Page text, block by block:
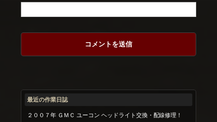
最近の作業日誌
２００７年 ＧＭＣ ユーコン ヘッドライト交換・配線修理！